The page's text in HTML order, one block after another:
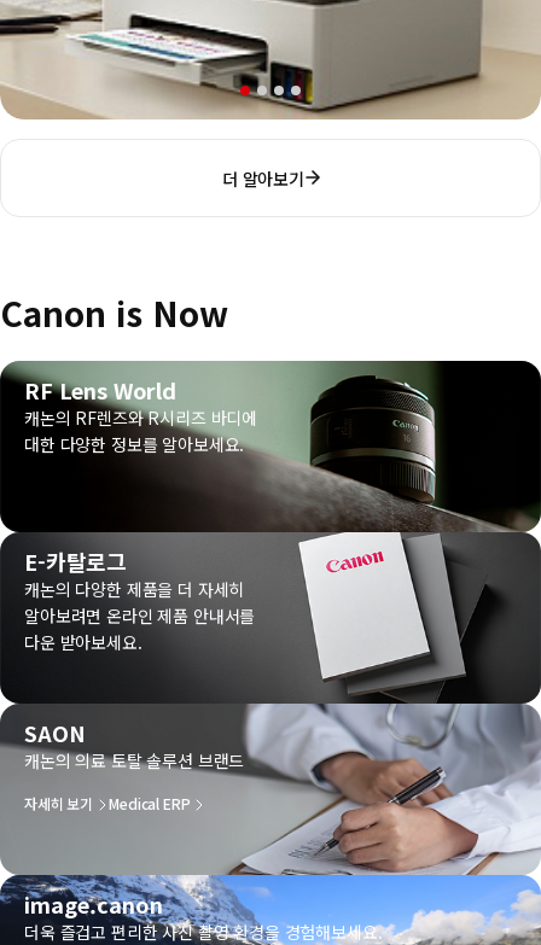
더 알아보기
Canon is Now
RF Lens World
캐논의 RF렌즈와 R시리즈 바디에
대한 다양한 정보를 알아보세요.
E-카탈로그
캐논의 다양한 제품을 더 자세히
알아보려면 온라인 제품 안내서를
다운 받아보세요.
SAON
캐논의 의료 토탈 솔루션 브랜드
자세히 보기 Medical ERP
image.canon
더욱 즐겁고 편리한 사진 촬영 환경을 경험해보세요.